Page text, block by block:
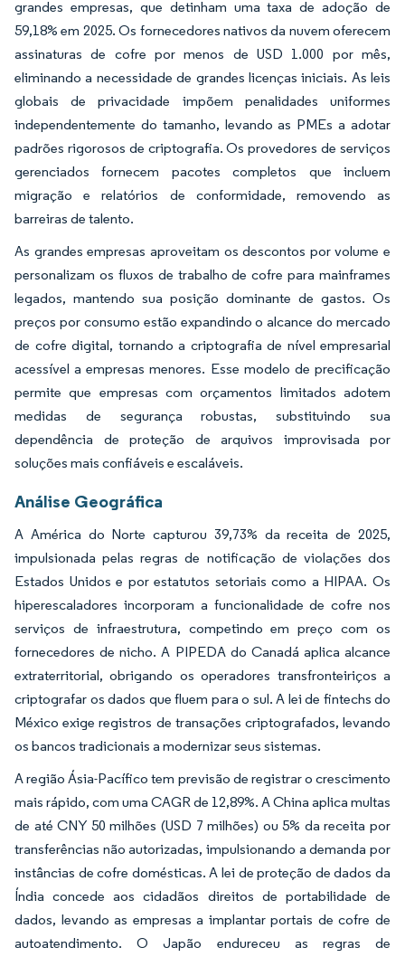
grandes empresas, que detinham uma taxa de adoção de
59,18% em 2025. Os fornecedores nativos da nuvem oferecem
assinaturas de cofre por menos de USD 1.000 por mês,
eliminando a necessidade de grandes licenças iniciais. As leis
globais de privacidade impõem penalidades uniformes
independentemente do tamanho, levando as PMEs a adotar
padrões rigorosos de criptografia. Os provedores de serviços
gerenciados fornecem pacotes completos que incluem
migração e relatórios de conformidade, removendo as
barreiras de talento.
As grandes empresas aproveitam os descontos por volume e
personalizam os fluxos de trabalho de cofre para mainframes
legados, mantendo sua posição dominante de gastos. Os
preços por consumo estão expandindo o alcance do mercado
de cofre digital, tornando a criptografia de nível empresarial
acessível a empresas menores. Esse modelo de precificação
permite que empresas com orçamentos limitados adotem
medidas de segurança robustas, substituindo sua
dependência de proteção de arquivos improvisada por
soluções mais confiáveis e escaláveis.
Análise Geográfica
A América do Norte capturou 39,73% da receita de 2025,
impulsionada pelas regras de notificação de violações dos
Estados Unidos e por estatutos setoriais como a HIPAA. Os
hiperescaladores incorporam a funcionalidade de cofre nos
serviços de infraestrutura, competindo em preço com os
fornecedores de nicho. A PIPEDA do Canadá aplica alcance
extraterritorial, obrigando os operadores transfronteiriços a
criptografar os dados que fluem para o sul. A lei de fintechs do
México exige registros de transações criptografados, levando
os bancos tradicionais a modernizar seus sistemas.
A região Ásia-Pacífico tem previsão de registrar o crescimento
mais rápido, com uma CAGR de 12,89%. A China aplica multas
de até CNY 50 milhões (USD 7 milhões) ou 5% da receita por
transferências não autorizadas, impulsionando a demanda por
instâncias de cofre domésticas. A lei de proteção de dados da
Índia concede aos cidadãos direitos de portabilidade de
dados, levando as empresas a implantar portais de cofre de
autoatendimento. O Japão endureceu as regras de